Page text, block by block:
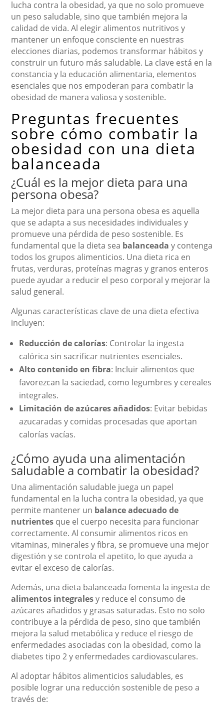
lucha contra la obesidad, ya que no solo promueve
un peso saludable, sino que también mejora la
calidad de vida. Al elegir alimentos nutritivos y
mantener un enfoque consciente en nuestras
elecciones diarias, podemos transformar hábitos y
construir un futuro más saludable. La clave está en la
constancia y la educación alimentaria, elementos
esenciales que nos empoderan para combatir la
obesidad de manera valiosa y sostenible.
Preguntas frecuentes
sobre cómo combatir la
obesidad con una dieta
balanceada
¿Cuál es la mejor dieta para una
persona obesa?
La mejor dieta para una persona obesa es aquella
que se adapta a sus necesidades individuales y
promueve una pérdida de peso sostenible. Es
fundamental que la dieta sea balanceada y contenga
todos los grupos alimenticios. Una dieta rica en
frutas, verduras, proteínas magras y granos enteros
puede ayudar a reducir el peso corporal y mejorar la
salud general.
Algunas características clave de una dieta efectiva
incluyen:
Reducción de calorías: Controlar la ingesta
calórica sin sacrificar nutrientes esenciales.
Alto contenido en fibra: Incluir alimentos que
favorezcan la saciedad, como legumbres y cereales
integrales.
Limitación de azúcares añadidos: Evitar bebidas
azucaradas y comidas procesadas que aportan
calorías vacías.
¿Cómo ayuda una alimentación
saludable a combatir la obesidad?
Una alimentación saludable juega un papel
fundamental en la lucha contra la obesidad, ya que
permite mantener un balance adecuado de
nutrientes que el cuerpo necesita para funcionar
correctamente. Al consumir alimentos ricos en
vitaminas, minerales y fibra, se promueve una mejor
digestión y se controla el apetito, lo que ayuda a
evitar el exceso de calorías.
Además, una dieta balanceada fomenta la ingesta de
alimentos integralesy reduce el consumo de
azúcares añadidos y grasas saturadas. Esto no solo
contribuye a la pérdida de peso, sino que también
mejora la salud metabólica y reduce el riesgo de
enfermedades asociadas con la obesidad, como la
diabetes tipo 2 y enfermedades cardiovasculares.
Al adoptar hábitos alimenticios saludables, es
posible lograr una reducción sostenible de peso a
través de: